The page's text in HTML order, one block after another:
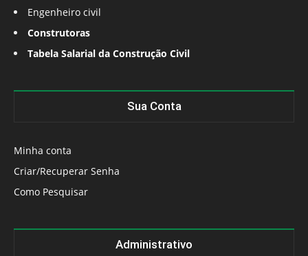
Engenheiro civil
Construtoras
Tabela Salarial da Construção Civil
Sua Conta
Minha conta
Criar/Recuperar Senha
Como Pesquisar
Administrativo